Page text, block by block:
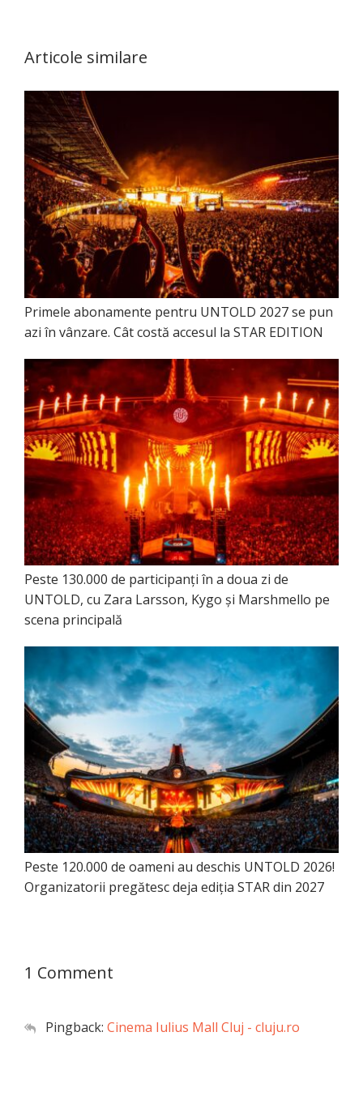
Articole similare
Primele abonamente pentru UNTOLD 2027 se pun
azi în vânzare. Cât costă accesul la STAR EDITION
Peste 130.000 de participanți în a doua zi de
UNTOLD, cu Zara Larsson, Kygo și Marshmello pe
scena principală
Peste 120.000 de oameni au deschis UNTOLD 2026!
Organizatorii pregătesc deja ediția STAR din 2027
1 Comment
Pingback: Cinema Iulius Mall Cluj - cluju.ro